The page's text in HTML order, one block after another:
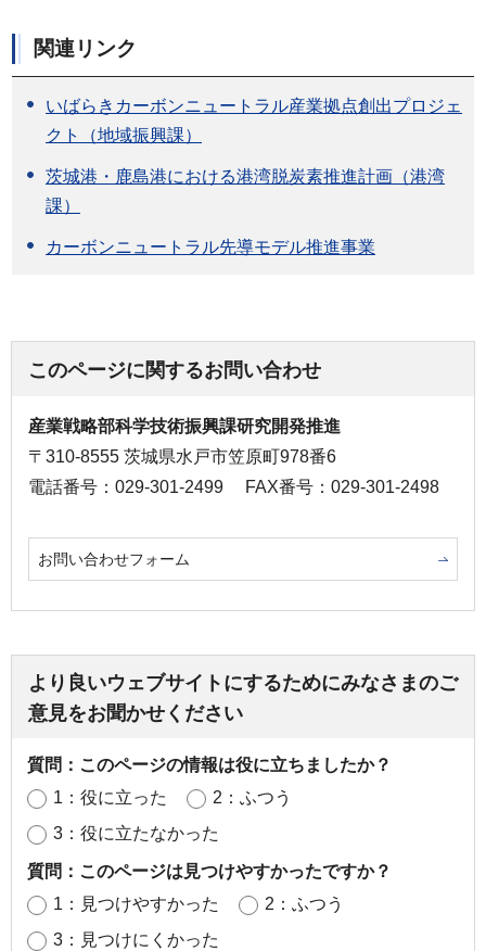
関連リンク
いばらきカーボンニュートラル産業拠点創出プロジェ
クト（地域振興課）
茨城港・鹿島港における港湾脱炭素推進計画（港湾
課）
カーボンニュートラル先導モデル推進事業
このページに関するお問い合わせ
産業戦略部科学技術振興課研究開発推進
〒310-8555 茨城県水戸市笠原町978番6
電話番号：029-301-2499
FAX番号：029-301-2498
お問い合わせフォーム
より良いウェブサイトにするためにみなさまのご
意見をお聞かせください
質問：このページの情報は役に立ちましたか？
1：役に立った
2：ふつう
3：役に立たなかった
質問：このページは見つけやすかったですか？
1：見つけやすかった
2：ふつう
3：見つけにくかった